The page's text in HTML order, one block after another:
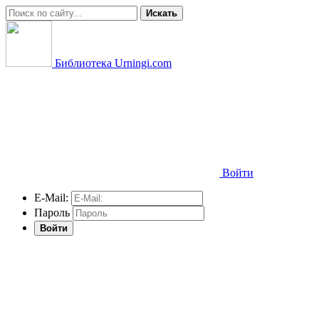
Искать
Библиотека Urningi.com
Войти
E-Mail:
Пароль
Войти